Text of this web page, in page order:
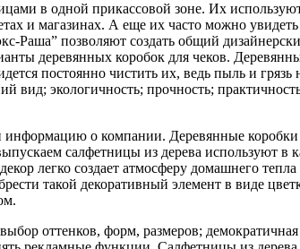
в одной прикассовой зоне. Их
и магазинах. А еще их часто можно
Раша” позволяют создать общий
деревянных коробок для чеков.
постоянно чистить их, ведь пыль и
вид; экологичность; прочность;
информацию о компании. Деревянные
салфетницы из дерева используют в
легко создает атмосферу домашнего
такой декоративный элемент в виде
оттенков, форм, размеров;